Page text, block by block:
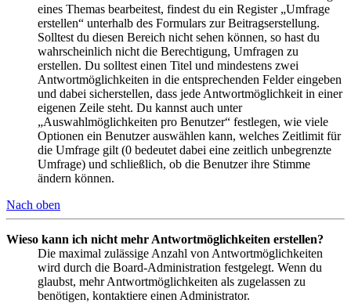
eines Themas bearbeitest, findest du ein Register „Umfrage
erstellen“ unterhalb des Formulars zur Beitragserstellung.
Solltest du diesen Bereich nicht sehen können, so hast du
wahrscheinlich nicht die Berechtigung, Umfragen zu
erstellen. Du solltest einen Titel und mindestens zwei
Antwortmöglichkeiten in die entsprechenden Felder eingeben
und dabei sicherstellen, dass jede Antwortmöglichkeit in einer
eigenen Zeile steht. Du kannst auch unter
„Auswahlmöglichkeiten pro Benutzer“ festlegen, wie viele
Optionen ein Benutzer auswählen kann, welches Zeitlimit für
die Umfrage gilt (0 bedeutet dabei eine zeitlich unbegrenzte
Umfrage) und schließlich, ob die Benutzer ihre Stimme
ändern können.
Nach oben
Wieso kann ich nicht mehr Antwortmöglichkeiten erstellen?
Die maximal zulässige Anzahl von Antwortmöglichkeiten
wird durch die Board-Administration festgelegt. Wenn du
glaubst, mehr Antwortmöglichkeiten als zugelassen zu
benötigen, kontaktiere einen Administrator.